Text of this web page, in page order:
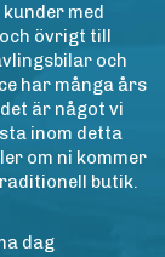
med
övrigt till
och
har många års
är något vi
inom detta
om ni kommer
butik.
dag